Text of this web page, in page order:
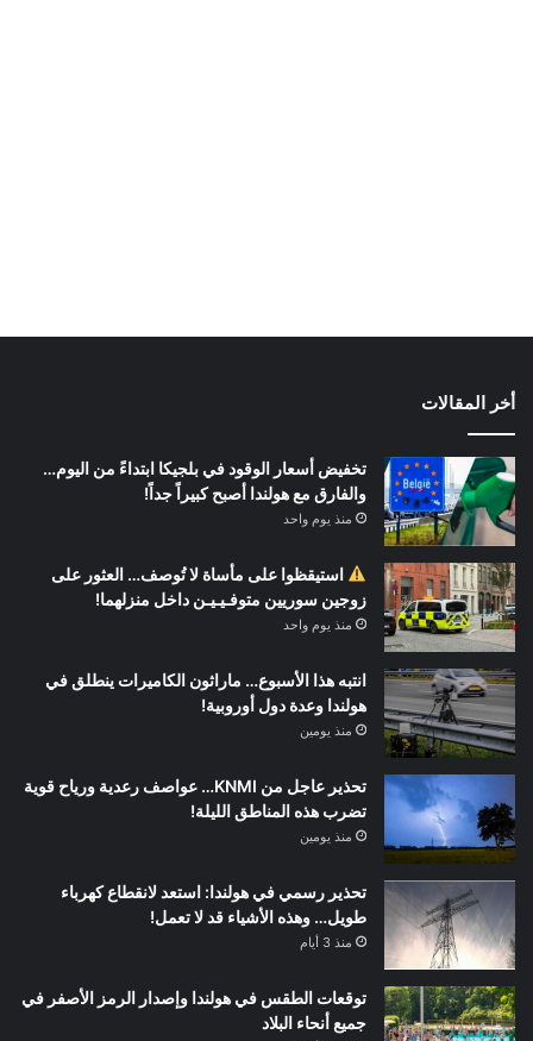
أخر المقالات
تخفيض أسعار الوقود في بلجيكا ابتداءً من اليوم…
والفارق مع هولندا أصبح كبيراً جداً!
منذ يوم واحد
استيقظوا على مأساة لا تُوصف… العثور على
زوجين سوريين متوفـيـيـن داخل منزلهما!
منذ يوم واحد
انتبه هذا الأسبوع… ماراثون الكاميرات ينطلق في
هولندا وعدة دول أوروبية!
منذ يومين
تحذير عاجل من KNMI… عواصف رعدية ورياح قوية
تضرب هذه المناطق الليلة!
منذ يومين
تحذير رسمي في هولندا: استعد لانقطاع كهرباء
طويل… وهذه الأشياء قد لا تعمل!
منذ 3 أيام
توقعات الطقس في هولندا وإصدار الرمز الأصفر في
جميع أنحاء البلاد